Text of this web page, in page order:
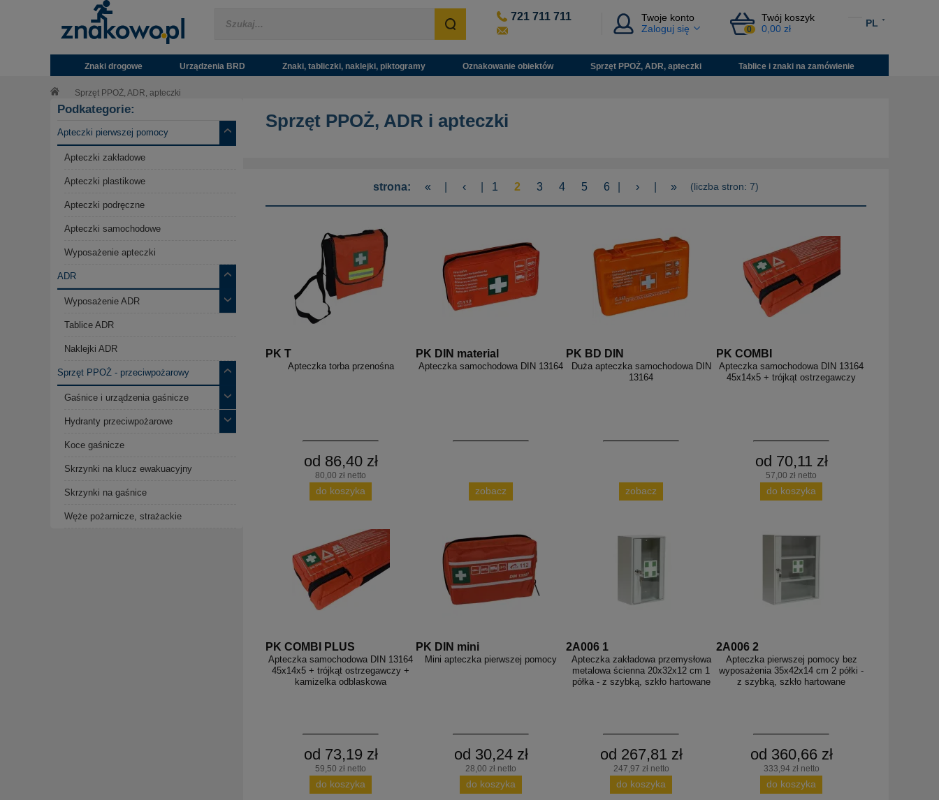
721 711 711
Twoje konto
Zaloguj się
Twój koszyk
0 0,00 zł
PL
Znaki drogowe Urządzenia BRD Znaki, tabliczki, naklejki, piktogramy Oznakowanie obiektów Sprzęt PPOŻ, ADR, apteczki Tablice i znaki na zamówienie
Sprzęt PPOŻ, ADR, apteczki
Podkategorie:
Apteczki pierwszej pomocy
Apteczki zakładowe
Apteczki plastikowe
Apteczki podręczne
Apteczki samochodowe
Wyposażenie apteczki
ADR
Wyposażenie ADR
Tablice ADR
Naklejki ADR
Sprzęt PPOŻ - przeciwpożarowy
Gaśnice i urządzenia gaśnicze
Hydranty przeciwpożarowe
Koce gaśnicze
Skrzynki na klucz ewakuacyjny
Skrzynki na gaśnice
Węże pożarnicze, strażackie
Sprzęt PPOŻ, ADR i apteczki
strona: « ‹ 1 2 3 4 5 6 › » (liczba stron: 7)
PK T
Apteczka torba przenośna
od 86,40 zł
80,00 zł netto
do koszyka
PK DIN material
Apteczka samochodowa DIN 13164
zobacz
PK BD DIN
Duża apteczka samochodowa DIN
13164
zobacz
PK COMBI
Apteczka samochodowa DIN 13164
45x14x5 + trójkąt ostrzegawczy
od 70,11 zł
57,00 zł netto
do koszyka
PK COMBI PLUS
Apteczka samochodowa DIN 13164
45x14x5 + trójkąt ostrzegawczy +
kamizelka odblaskowa
od 73,19 zł
59,50 zł netto
do koszyka
PK DIN mini
Mini apteczka pierwszej pomocy
od 30,24 zł
28,00 zł netto
do koszyka
2A006 1
Apteczka zakładowa przemysłowa
metalowa ścienna 20x32x12 cm 1
półka - z szybką, szkło hartowane
od 267,81 zł
247,97 zł netto
do koszyka
2A006 2
Apteczka pierwszej pomocy bez
wyposażenia 35x42x14 cm 2 półki -
z szybką, szkło hartowane
od 360,66 zł
333,94 zł netto
do koszyka